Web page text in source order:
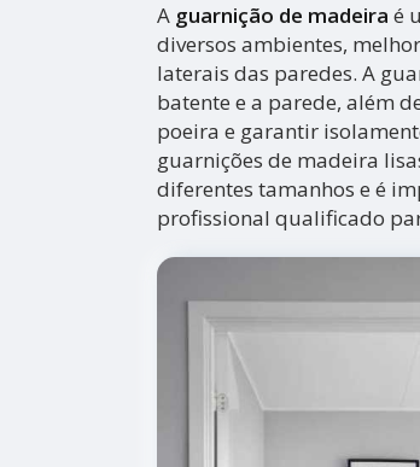
A guarnição de madeira é
diversos ambientes,
laterais das paredes. A
batente e a parede, além
poeira e garantir
guarnições de madeira
diferentes tamanhos e é
profissional qualificado